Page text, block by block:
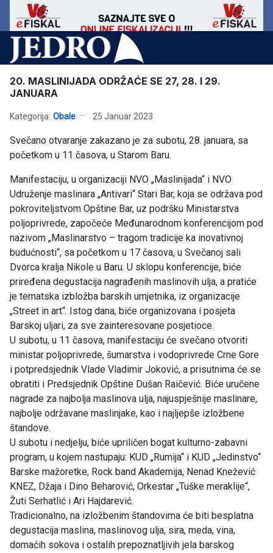
20. MASLINIJADA ODRŽAĆE SE 27, 28. I 29.
JANUARA
Kategorija: Obale 25 Januar 2023
Svečano otvaranje zakazano je za subotu, 28. januara, sa
početkom u 11 časova, u Starom Baru.
Manifestaciju, u organizaciji NVO „Maslinijada“ i NVO
Udruženje maslinara „Antivari“ Stari Bar, koja se održava pod
pokroviteljstvom Opštine Bar, uz podršku Ministarstva
poljoprivrede, započeće Međunarodnom konferencijom pod
nazivom „Maslinarstvo – tragom tradicije ka inovativnoj
budućnosti“, sa početkom u 17 časova, u Svečanoj sali
Dvorca kralja Nikole u Baru. U sklopu konferencije, biće
priređena degustacija nagrađenih maslinovih ulja, a pratiće
je tematska izbložba barskih umjetnika, iz organizacije
„Street in art“. Istog dana, biće organizovana i posjeta
Barskoj uljari, za sve zainteresovane posjetioce.
U subotu, u 11 časova, manifestaciju će svečano otvoriti
ministar poljoprivrede, šumarstva i vodoprivrede Crne Gore
i potpredsjednik Vlade Vladimir Joković, a prisutnima će se
obratiti i Predsjednik Opštine Dušan Raičević. Biće uručene
nagrade za najbolja maslinova ulja, najuspješnije maslinare,
najbolje održavane maslinjake, kao i najljepše izložbene
štandove.
U subotu i nedjelju, biće upriličen bogat kulturno-zabavni
program, u kojem nastupaju: KUD „Rumija“ i KUD „Jedinstvo“
Barske mažoretke, Rock band Akademija, Nenad Knežević
KNEZ, Džaja i Dino Beharović, Orkestar „Tuške meraklije“,
Žuti Serhatlić i Ari Hajdarević.
Tradicionalno, na izložbenim štandovima će biti besplatna
degustacija maslina, maslinovog ulja, sira, meda, vina,
domaćih sokova i ostalih prepoznatljivih jela barskog